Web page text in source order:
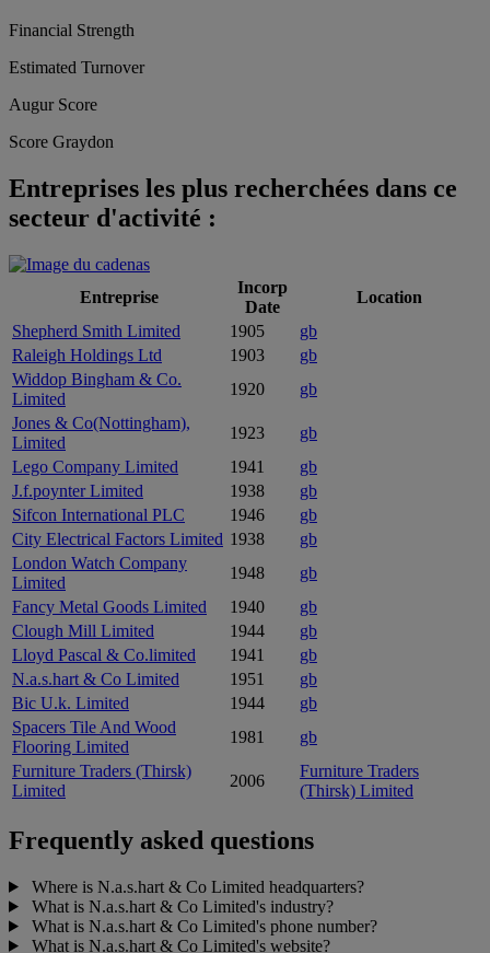
Financial Strength
Estimated Turnover
Augur Score
Score Graydon
Entreprises les plus recherchées dans ce
secteur d'activité :
Entreprise
Incorp
Date
Location
Shepherd Smith Limited
1905
gb
Raleigh Holdings Ltd
1903
gb
Widdop Bingham & Co.
Limited
1920
gb
Jones & Co(Nottingham),
Limited
1923
gb
Lego Company Limited
1941
gb
J.f.poynter Limited
1938
gb
Sifcon International PLC
1946
gb
City Electrical Factors Limited 1938
gb
London Watch Company
Limited
1948
gb
Fancy Metal Goods Limited
1940
gb
Clough Mill Limited
1944
gb
Lloyd Pascal & Co.limited
1941
gb
N.a.s.hart & Co Limited
1951
gb
Bic U.k. Limited
1944
gb
Spacers Tile And Wood
Flooring Limited
1981
gb
Furniture Traders (Thirsk)
Limited
2006
Furniture Traders
(Thirsk) Limited
Frequently asked questions
Where is N.a.s.hart & Co Limited headquarters?
What is N.a.s.hart & Co Limited's industry?
What is N.a.s.hart & Co Limited's phone number?
What is N.a.s.hart & Co Limited's website?